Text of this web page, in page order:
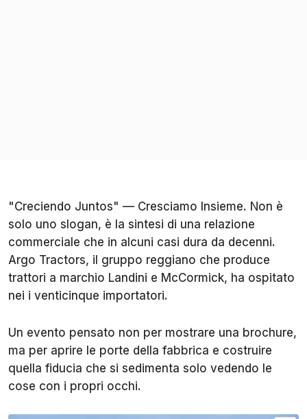
"Creciendo Juntos" — Cresciamo Insieme. Non è
solo uno slogan, è la sintesi di una relazione
commerciale che in alcuni casi dura da decenni.
Argo Tractors, il gruppo reggiano che produce
trattori a marchio Landini e McCormick, ha ospitato
nei i venticinque importatori.
Un evento pensato non per mostrare una brochure,
ma per aprire le porte della fabbrica e costruire
quella fiducia che si sedimenta solo vedendo le
cose con i propri occhi.